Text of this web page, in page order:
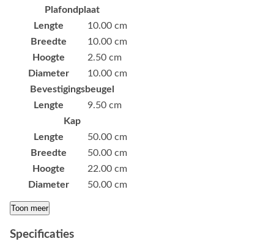
Plafondplaat
Lengte
10.00 cm
Breedte
10.00 cm
Hoogte
2.50 cm
Diameter
10.00 cm
Bevestigingsbeugel
Lengte
9.50 cm
Kap
Lengte
50.00 cm
Breedte
50.00 cm
Hoogte
22.00 cm
Diameter
50.00 cm
Toon meer
Specificaties